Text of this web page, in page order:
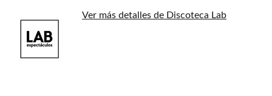
Ver más detalles de Discoteca Lab